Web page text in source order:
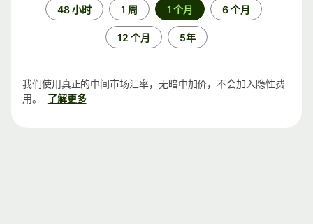
48 小时 1 周 1 个月 6 个月
12 个月 5年
我们使用真正的中间市场汇率，无暗中加价，不会加入隐性费
用。
了解更多